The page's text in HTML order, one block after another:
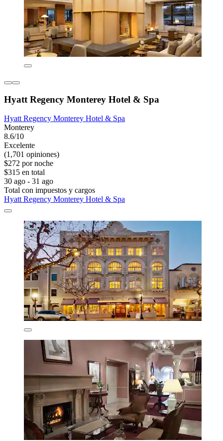
Hyatt Regency Monterey Hotel & Spa
Hyatt Regency Monterey Hotel & Spa
Monterey
8.6/10
Excelente
(1,701 opiniones)
$272 por noche
$315 en total
30 ago - 31 ago
Total con impuestos y cargos
Hyatt Regency Monterey Hotel & Spa